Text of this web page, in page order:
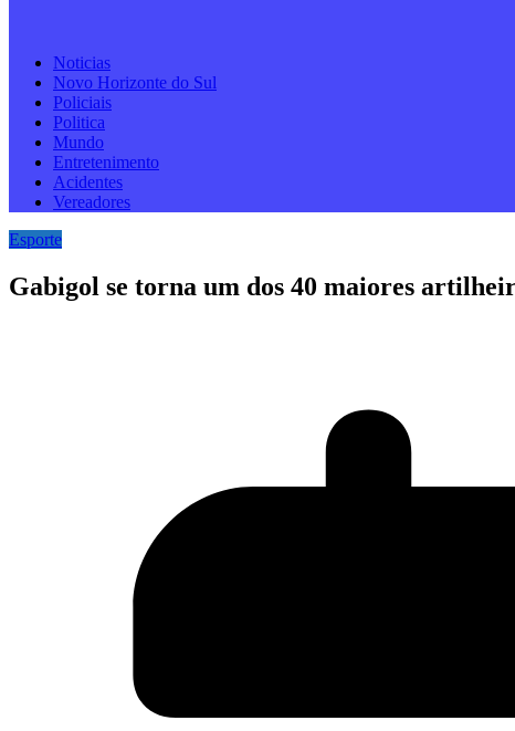
Noticias
Novo Horizonte do Sul
Policiais
Politica
Mundo
Entretenimento
Acidentes
Vereadores
Esporte
Gabigol se torna um dos 40 maiores